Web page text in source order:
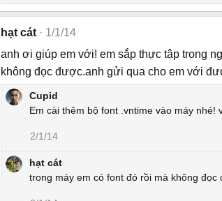
hạt cát
1/1/14
anh ơi giúp em với! em sắp thực tập trong
không đọc được.anh gửi qua cho em với
Cupid
Em cài thêm bộ font .vntime vào máy nhé!
2/1/14
hạt cát
trong máy em có font đó rồi mà không